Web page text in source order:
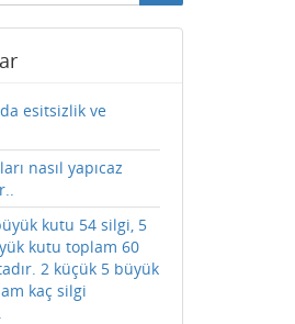
esitsizlik ve
nasıl yapıcaz
kutu 54 silgi, 5
kutu toplam 60
2 küçük 5 büyük
kaç silgi